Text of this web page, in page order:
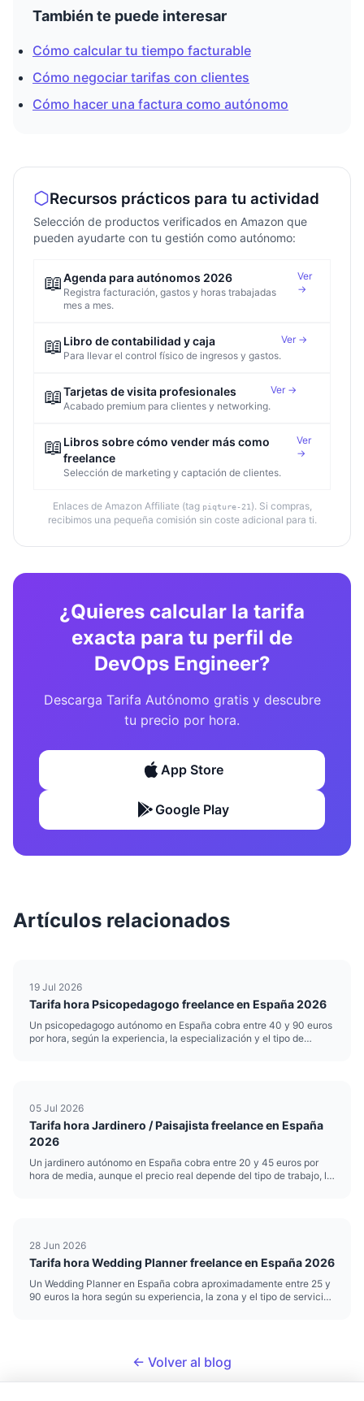
También te puede interesar
Cómo calcular tu tiempo facturable
Cómo negociar tarifas con clientes
Cómo hacer una factura como autónomo
Recursos prácticos para tu actividad
Selección de productos verificados en Amazon que
pueden ayudarte con tu gestión como autónomo:
📖Agenda para autónomos 2026
Registra facturación, gastos y horas trabajadas
mes a mes.
Ver
→
📖 Libro de contabilidad y caja
Para llevar el control físico de ingresos y gastos.
Ver →
📖Tarjetas de visita profesionales
Acabado premium para clientes y networking.
Ver →
📖 Libros sobre cómo vender más como
freelance
Selección de marketing y captación de clientes.
Ver
→
Enlaces de Amazon Affiliate (tag piqture-21 ). Si compras,
recibimos una pequeña comisión sin coste adicional para ti.
¿Quieres calcular la tarifa
exacta para tu perfil de
DevOps Engineer?
Descarga Tarifa Autónomo gratis y descubre
tu precio por hora.
App Store
Google Play
Artículos relacionados
19 Jul 2026
Tarifa hora Psicopedagogo freelance en España 2026
Un psicopedagogo autónomo en España cobra entre 40 y 90 euros
por hora, según la experiencia, la especialización y el tipo de
05 Jul 2026
Tarifa hora Jardinero / Paisajista freelance en España
2026
Un jardinero autónomo en España cobra entre 20 y 45 euros por
hora de media, aunque el precio real depende del tipo de trabajo, la
28 Jun 2026
Tarifa hora Wedding Planner freelance en España 2026
Un Wedding Planner en España cobra aproximadamente entre 25 y
90 euros la hora según su experiencia, la zona y el tipo de servicio.
← Volver al blog